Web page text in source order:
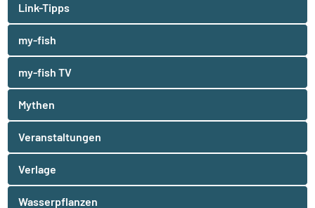
Link-Tipps
my-fish
my-fish TV
Mythen
Veranstaltungen
Verlage
Wasserpflanzen